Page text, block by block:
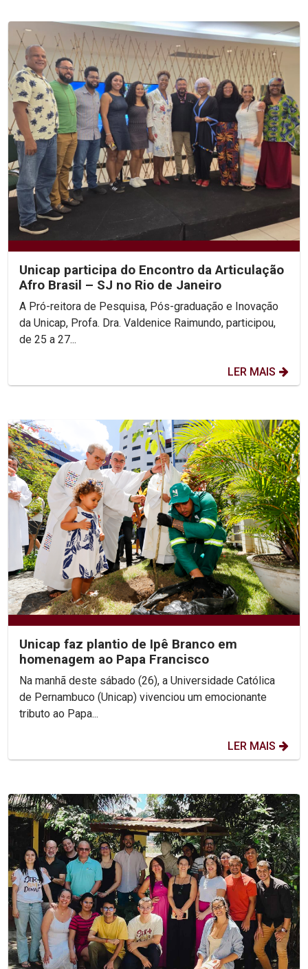
Unicap participa do Encontro da Articulação
Afro Brasil – SJ no Rio de Janeiro
A Pró-reitora de Pesquisa, Pós-graduação e Inovação
da Unicap, Profa. Dra. Valdenice Raimundo, participou,
de 25 a 27...
LER MAIS
Unicap faz plantio de Ipê Branco em
homenagem ao Papa Francisco
Na manhã deste sábado (26), a Universidade Católica
de Pernambuco (Unicap) vivenciou um emocionante
tributo ao Papa...
LER MAIS